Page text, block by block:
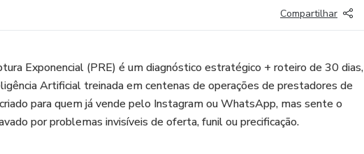
Compartilhar
Exponencial (PRE) é um diagnóstico estratégico + roteiro de 30 dias,
Artificial treinada em centenas de operações de prestadores de
para quem já vende pelo Instagram ou WhatsApp, mas sente o
por problemas invisíveis de oferta, funil ou precificação.